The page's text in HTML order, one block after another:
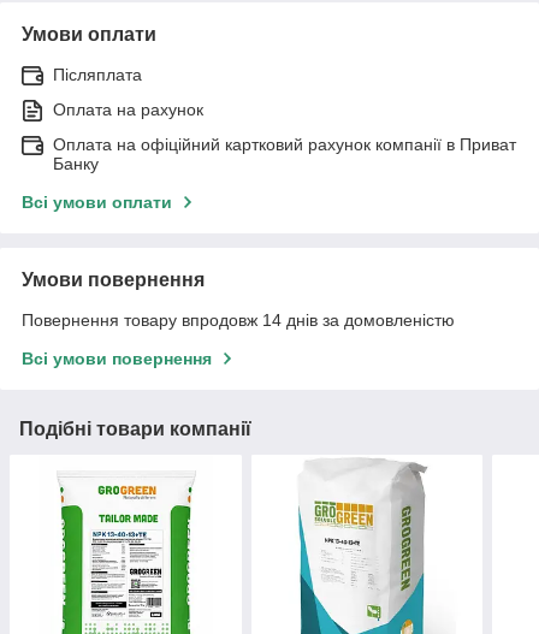
Умови оплати
Післяплата
Оплата на рахунок
Оплата на офіційний картковий рахунок компанії в Приват
Банку
Всі умови оплати
Умови повернення
Повернення товару впродовж 14 днів за домовленістю
Всі умови повернення
Подібні товари компанії